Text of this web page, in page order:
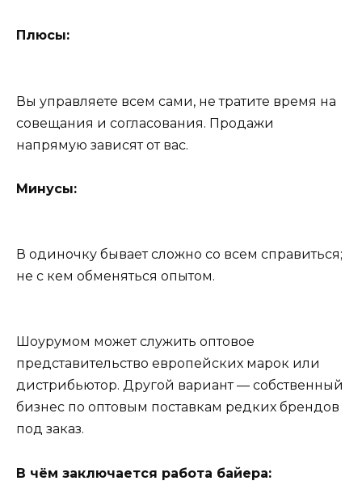
Плюсы:
Вы управляете всем сами, не тратите время на
совещания и согласования. Продажи
напрямую зависят от вас.
Минусы:
В одиночку бывает сложно со всем справиться;
не с кем обменяться опытом.
Шоурумом может служить оптовое
представительство европейских марок или
дистрибьютор. Другой вариант — собственный
бизнес по оптовым поставкам редких брендов
под заказ.
В чём заключается работа байера: